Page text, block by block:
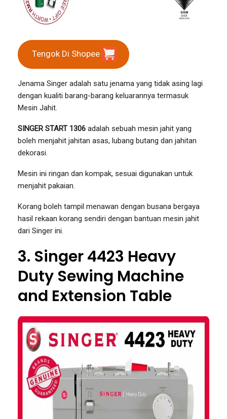
Tengok Di Shopee
Jenama Singer adalah satu jenama yang tidak asing lagi
dengan kualiti barang-barang keluarannya termasuk
Mesin Jahit.
SINGER START 1306 adalah sebuah mesin jahit yang
boleh menjahit jahitan asas, lubang butang dan jahitan
dekorasi.
Mesin ini ringan dan kompak, sesuai digunakan untuk
menjahit pakaian.
Korang boleh tampil menawan dengan busana bergaya
hasil rekaan korang sendiri dengan bantuan mesin jahit
dari Singer ini.
3. Singer 4423 Heavy
Duty Sewing Machine
and Extension Table